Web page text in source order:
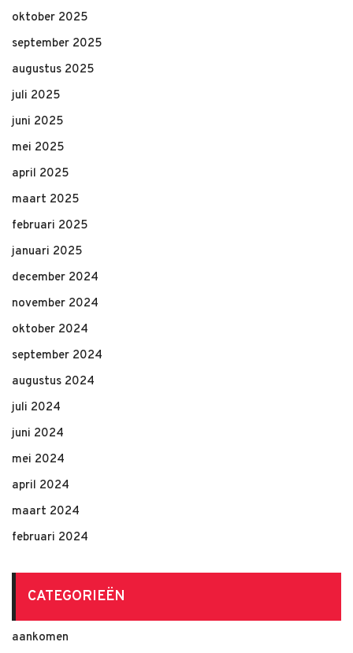
oktober 2025
september 2025
augustus 2025
juli 2025
juni 2025
mei 2025
april 2025
maart 2025
februari 2025
januari 2025
december 2024
november 2024
oktober 2024
september 2024
augustus 2024
juli 2024
juni 2024
mei 2024
april 2024
maart 2024
februari 2024
CATEGORIEËN
aankomen